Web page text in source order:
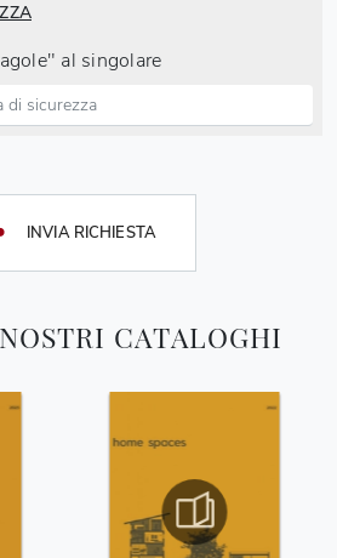
CATALOGHI
al singolare
INVIA RICHIESTA